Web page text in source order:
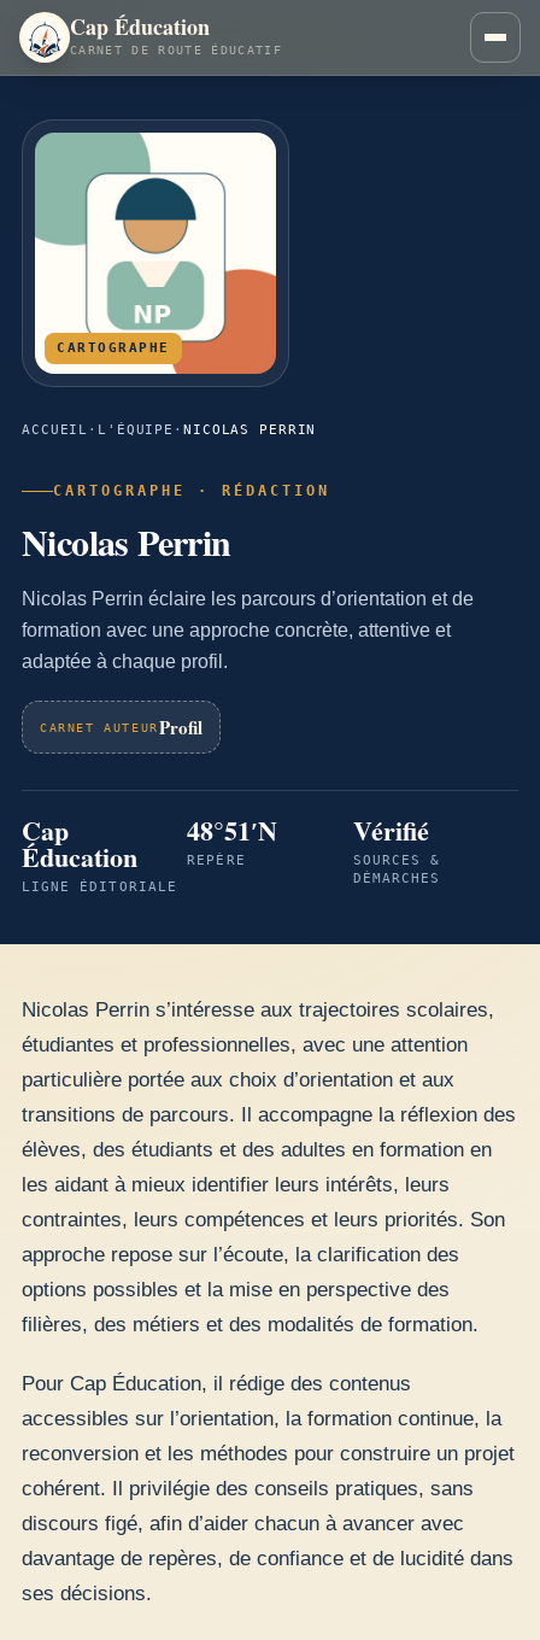
Cap Éducation
CARNET DE ROUTE ÉDUCATIF
ACCUEIL · L'ÉQUIPE · NICOLAS PERRIN
CARTOGRAPHE · RÉDACTION
Nicolas Perrin
Nicolas Perrin éclaire les parcours d’orientation et de
formation avec une approche concrète, attentive et
adaptée à chaque profil.
CARNET AUTEURProfil
Cap
Éducation
LIGNE ÉDITORIALE
48°51′N
REPÈRE
Vérifié
SOURCES &
DÉMARCHES
CARTOGRAPHE
Nicolas Perrin s’intéresse aux trajectoires scolaires,
étudiantes et professionnelles, avec une attention
particulière portée aux choix d’orientation et aux
transitions de parcours. Il accompagne la réflexion des
élèves, des étudiants et des adultes en formation en
les aidant à mieux identifier leurs intérêts, leurs
contraintes, leurs compétences et leurs priorités. Son
approche repose sur l’écoute, la clarification des
options possibles et la mise en perspective des
filières, des métiers et des modalités de formation.
Pour Cap Éducation, il rédige des contenus
accessibles sur l’orientation, la formation continue, la
reconversion et les méthodes pour construire un projet
cohérent. Il privilégie des conseils pratiques, sans
discours figé, afin d’aider chacun à avancer avec
davantage de repères, de confiance et de lucidité dans
ses décisions.